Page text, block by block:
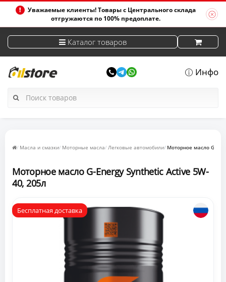
Уважаемые клиенты! Товары с Центрального склада
отгружаются по 100% предоплате.
Каталог товаров
Инфо
Масла и смазки Моторные масла Легковые автомобили Моторное масло G-
Моторное масло G-Energy Synthetic Active 5W-
40, 205л
Бесплатная доставка